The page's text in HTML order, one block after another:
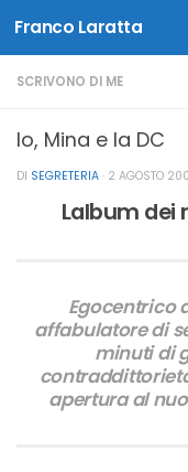
Salta al contenuto
Franco Laratta
SCRIVONO DI ME
Io, Mina e la DC
DI SEGRETERIA · 2 AGOSTO
Lalbum
Egocentrico
affabulatore di
minuti di
apertura al